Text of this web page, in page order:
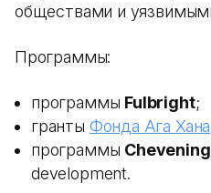
обществами и
Программы:
программы Fulbright;
гранты Фонда Ага Хана
программы Chevening
development.